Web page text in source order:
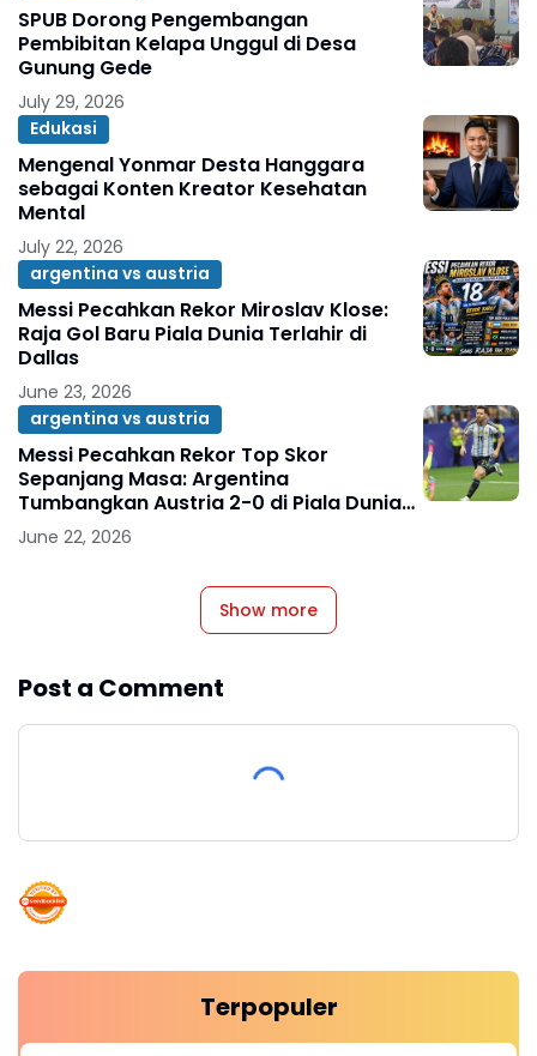
SPUB Dorong Pengembangan
Pembibitan Kelapa Unggul di Desa
Gunung Gede
July 29, 2026
Edukasi
Mengenal Yonmar Desta Hanggara
sebagai Konten Kreator Kesehatan
Mental
July 22, 2026
argentina vs austria
Messi Pecahkan Rekor Miroslav Klose:
Raja Gol Baru Piala Dunia Terlahir di
Dallas
June 23, 2026
argentina vs austria
Messi Pecahkan Rekor Top Skor
Sepanjang Masa: Argentina
Tumbangkan Austria 2-0 di Piala Dunia
2026
June 22, 2026
Show more
Post a Comment
Terpopuler